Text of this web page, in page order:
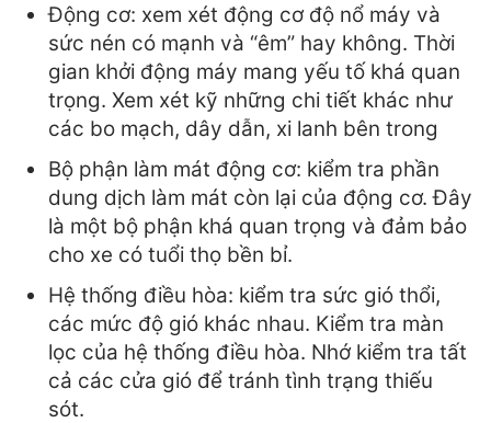
Động cơ: xem xét động cơ độ nổ máy và
sức nén có mạnh và “êm” hay không. Thời
gian khởi động máy mang yếu tố khá quan
trọng. Xem xét kỹ những chi tiết khác như
các bo mạch, dây dẫn, xi lanh bên trong
Bộ phận làm mát động cơ: kiểm tra phần
dung dịch làm mát còn lại của động cơ. Đây
là một bộ phận khá quan trọng và đảm bảo
cho xe có tuổi thọ bền bỉ.
Hệ thống điều hòa: kiểm tra sức gió thổi,
các mức độ gió khác nhau. Kiểm tra màn
lọc của hệ thống điều hòa. Nhớ kiểm tra tất
cả các cửa gió để tránh tình trạng thiếu
sót.